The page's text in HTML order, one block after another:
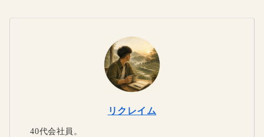
リクレイム
40代会社員。